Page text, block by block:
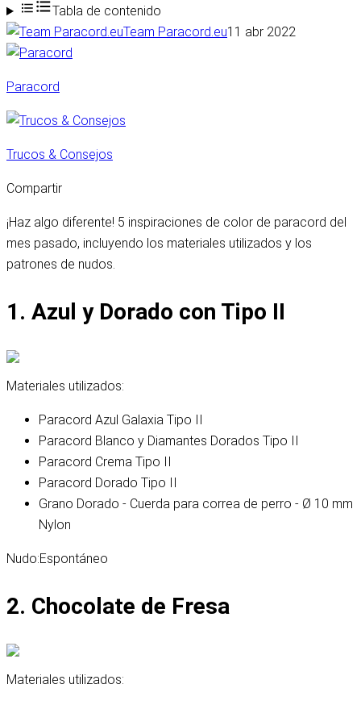
Tabla de contenido
Team Paracord.eu11 abr 2022
Paracord
Trucos & Consejos
Compartir
¡Haz algo diferente! 5 inspiraciones de color de paracord del
mes pasado, incluyendo los materiales utilizados y los
patrones de nudos.
1. Azul y Dorado con Tipo II
Materiales utilizados:
Paracord Azul Galaxia Tipo II
Paracord Blanco y Diamantes Dorados Tipo II
Paracord Crema Tipo II
Paracord Dorado Tipo II
Grano Dorado - Cuerda para correa de perro - Ø 10 mm
Nylon
Nudo:Espontáneo
2. Chocolate de Fresa
Materiales utilizados: